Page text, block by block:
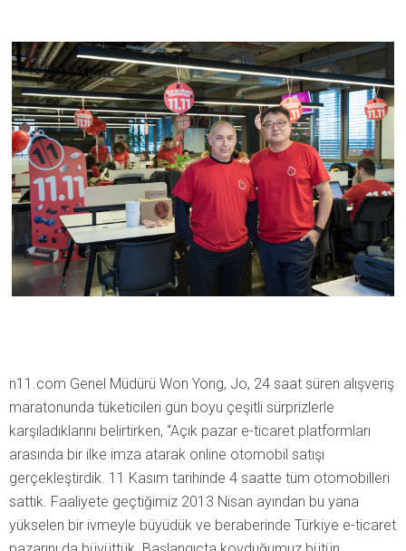
n11.com Genel Müdürü Won Yong, Jo, 24 saat süren alışveriş
maratonunda tüketicileri gün boyu çeşitli sürprizlerle
karşıladıklarını belirtirken, “Açık pazar e-ticaret platformları
arasında bir ilke imza atarak online otomobil satışı
gerçekleştirdik. 11 Kasım tarihinde 4 saatte tüm otomobilleri
sattık. Faaliyete geçtiğimiz 2013 Nisan ayından bu yana
yükselen bir ivmeyle büyüdük ve beraberinde Türkiye e-ticaret